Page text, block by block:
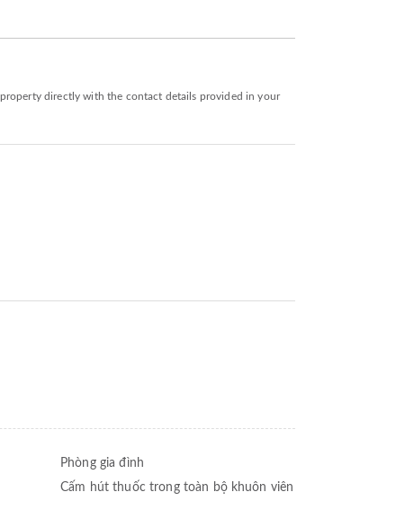
property directly with the contact details provided in your
Phòng gia đình
Cấm hút thuốc trong toàn bộ khuôn viên